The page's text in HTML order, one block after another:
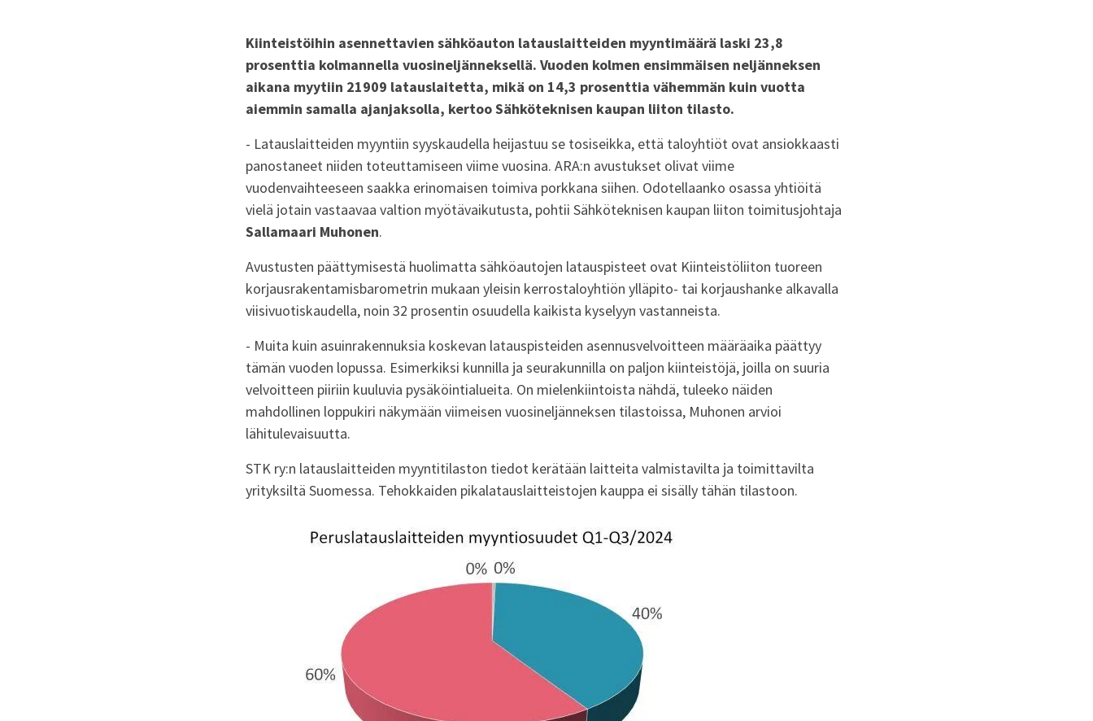
Kiinteistöihin asennettavien sähköauton latauslaitteiden myyntimäärä laski 23,8
prosenttia kolmannella vuosineljänneksellä. Vuoden kolmen ensimmäisen neljänneksen
aikana myytiin 21909 latauslaitetta, mikä on 14,3 prosenttia vähemmän kuin vuotta
aiemmin samalla ajanjaksolla, kertoo Sähköteknisen kaupan liiton tilasto.
- Latauslaitteiden myyntiin syyskaudella heijastuu se tosiseikka, että taloyhtiöt ovat ansiokkaasti
panostaneet niiden toteuttamiseen viime vuosina. ARA:n avustukset olivat viime
vuodenvaihteeseen saakka erinomaisen toimiva porkkana siihen. Odotellaanko osassa yhtiöitä
vielä jotain vastaavaa valtion myötävaikutusta, pohtii Sähköteknisen kaupan liiton toimitusjohtaja
Sallamaari Muhonen.
Avustusten päättymisestä huolimatta sähköautojen latauspisteet ovat Kiinteistöliiton tuoreen
korjausrakentamisbarometrin mukaan yleisin kerrostaloyhtiön ylläpito- tai korjaushanke alkavalla
viisivuotiskaudella, noin 32 prosentin osuudella kaikista kyselyyn vastanneista.
- Muita kuin asuinrakennuksia koskevan latauspisteiden asennusvelvoitteen määräaika päättyy
tämän vuoden lopussa. Esimerkiksi kunnilla ja seurakunnilla on paljon kiinteistöjä, joilla on suuria
velvoitteen piiriin kuuluvia pysäköintialueita. On mielenkiintoista nähdä, tuleeko näiden
mahdollinen loppukiri näkymään viimeisen vuosineljänneksen tilastoissa, Muhonen arvioi
lähitulevaisuutta.
STK ry:n latauslaitteiden myyntitilaston tiedot kerätään laitteita valmistavilta ja toimittavilta
yrityksiltä Suomessa. Tehokkaiden pikalatauslaitteistojen kauppa ei sisälly tähän tilastoon.